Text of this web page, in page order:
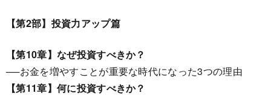
【第2部】投資力アップ篇
【第10章】なぜ投資すべきか？
──お金を増やすことが重要な時代になった3つの理由
【第11章】何に投資すべきか？